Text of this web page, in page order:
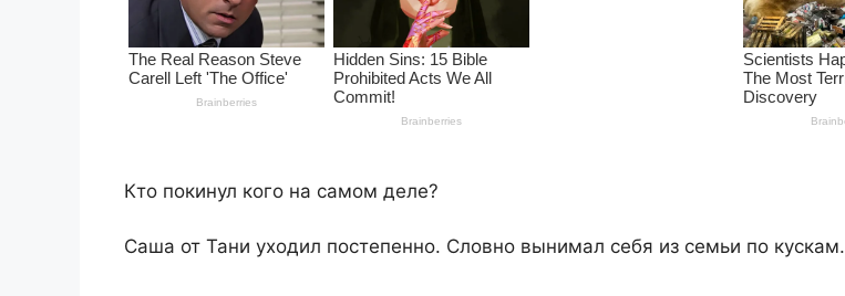
Кто покинул кого на самом деле?
Саша от Тани уходил постепенно. Словно вынимал себя из семьи по кускам.​